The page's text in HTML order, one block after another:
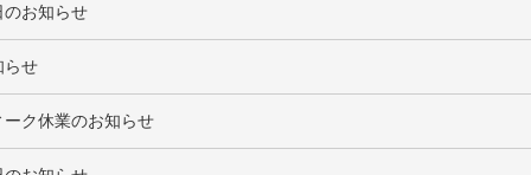
のお知らせ
らせ
ク休業のお知らせ